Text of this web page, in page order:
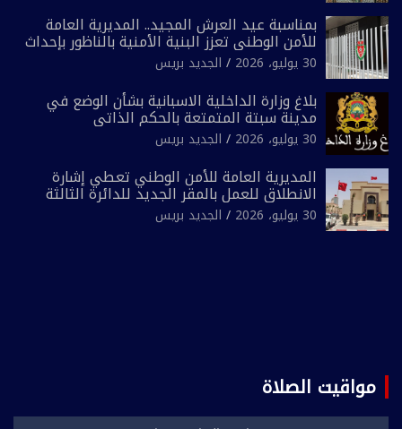
بمناسبة عيد العرش المجيد.. المديرية العامة
للأمن الوطني تعزز البنية الأمنية بالناظور بإحداث
فرقتين جديدتين
30 يوليو، 2026 الجديد بريس
بلاغ وزارة الداخلية الاسبانية بشأن الوضع في
مدينة سبتة المتمتعة بالحكم الذاتي
30 يوليو، 2026 الجديد بريس
المديرية العامة للأمن الوطني تعطي إشارة
الانطلاق للعمل بالمقر الجديد للدائرة الثالثة
للشرطة بولاية أمن العيون
30 يوليو، 2026 الجديد بريس
مواقيت الصلاة